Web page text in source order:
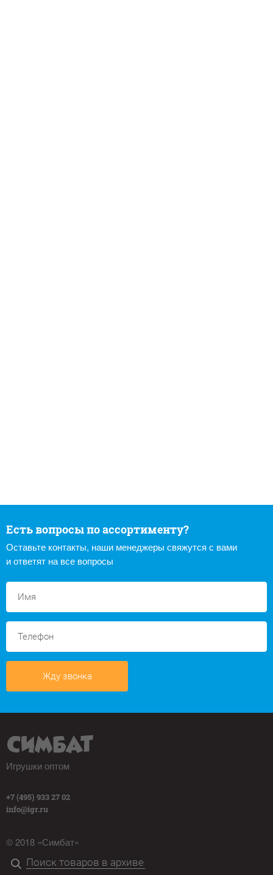
Есть вопросы по ассортименту?
Оставьте контакты, наши менеджеры свяжутся с вами
и ответят на все вопросы
Жду звонка
Игрушки оптом
+7 (495) 933 27 02
info@igr.ru
© 2018 «Симбат»